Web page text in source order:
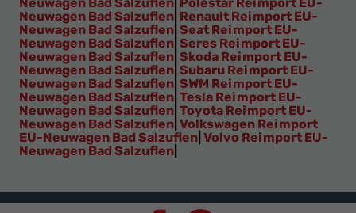
Neuwagen Bad Salzuflen Polestar Reimport EU-
Neuwagen Bad Salzuflen Renault Reimport EU-
Neuwagen Bad Salzuflen Seat Reimport EU-
Neuwagen Bad Salzuflen Seres Reimport EU-
Neuwagen Bad Salzuflen Skoda Reimport EU-
Neuwagen Bad Salzuflen Subaru Reimport EU-
Neuwagen Bad Salzuflen SWM Reimport EU-
Neuwagen Bad Salzuflen Tesla Reimport EU-
Neuwagen Bad Salzuflen Toyota Reimport EU-
Neuwagen Bad Salzuflen Volkswagen Reimport
EU-Neuwagen Bad Salzuflen Volvo Reimport EU-
Neuwagen Bad Salzuflen